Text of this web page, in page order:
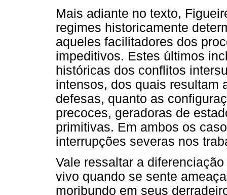
Mais adiante no texto,
regimes historicamente
aqueles facilitadores dos
impeditivos. Estes últimos
históricas dos conflitos
intensos, dos quais resultam
defesas, quanto as
precoces, geradoras de
primitivas. Em ambos os
interrupções severas nos
Vale ressaltar a
vivo quando se sente
moribundo em seus